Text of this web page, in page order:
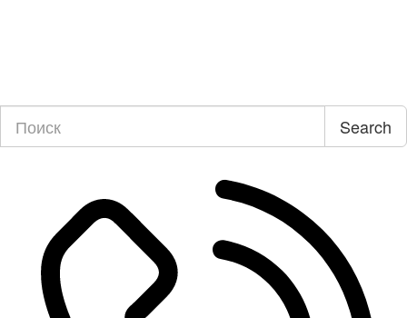
Search